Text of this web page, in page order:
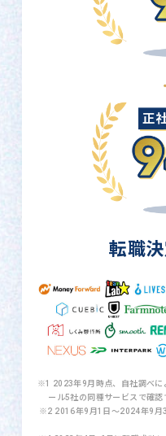
転職
※1 2023年9月時点、自社調べに
ール5社の同種サービスで確
※2 2016年9月1日〜2024年9